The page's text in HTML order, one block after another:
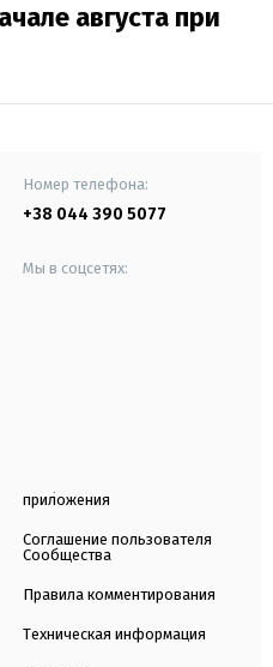
августа при
Номер телефона:
+38 044 390 5077
Мы в соцсетях:
приложения
Соглашение пользователя
Сообщества
Правила комментирования
Техническая информация